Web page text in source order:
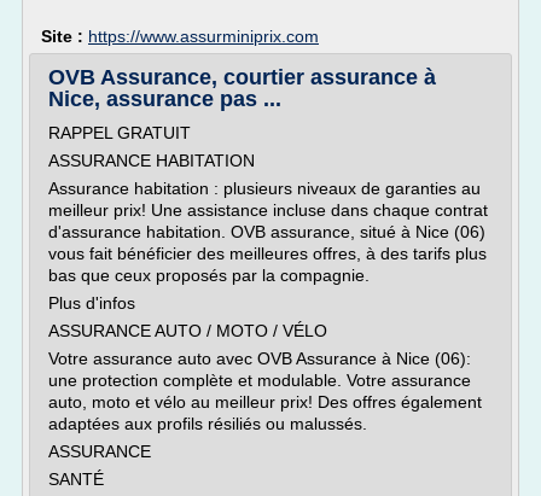
Site : https://www.assurminiprix.com
OVB Assurance, courtier assurance à
Nice, assurance pas ...
RAPPEL GRATUIT
ASSURANCE HABITATION
Assurance habitation : plusieurs niveaux de garanties au
meilleur prix! Une assistance incluse dans chaque contrat
d'assurance habitation. OVB assurance, situé à Nice (06)
vous fait bénéficier des meilleures offres, à des tarifs plus
bas que ceux proposés par la compagnie.
Plus d'infos
ASSURANCE AUTO / MOTO / VÉLO
Votre assurance auto avec OVB Assurance à Nice (06):
une protection complète et modulable. Votre assurance
auto, moto et vélo au meilleur prix! Des offres également
adaptées aux profils résiliés ou malussés.
ASSURANCE
SANTÉ